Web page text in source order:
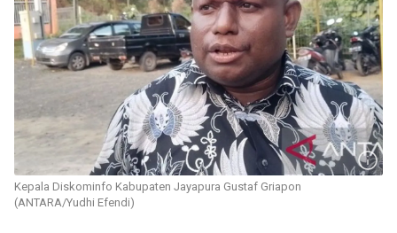
Kepala Diskominfo Kabupaten Jayapura Gustaf Griapon
(ANTARA/Yudhi Efendi)